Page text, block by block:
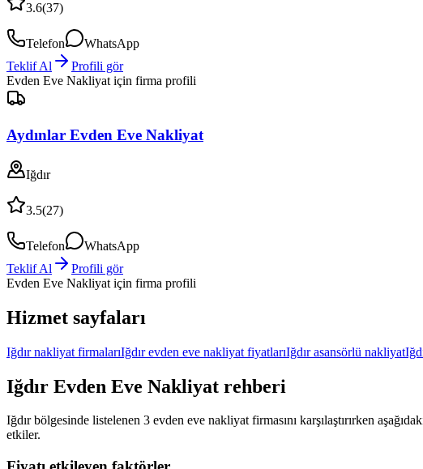
3.6(37)
Telefon
WhatsApp
Teklif Al
Profili gör
Evden Eve Nakliyat için firma profili
Aydınlar Evden Eve Nakliyat
Iğdır
3.5(27)
Telefon
WhatsApp
Teklif Al
Profili gör
Evden Eve Nakliyat için firma profili
Hizmet sayfaları
Iğdır nakliyat firmalarıIğdır evden eve nakliyat fiyatlarıIğdır asansörlü nakliyat
Iğdır Evden Eve Nakliyat rehberi
Iğdır bölgesinde listelenen 3 evden eve nakliyat firmasını karşılaştırırken
etkiler.